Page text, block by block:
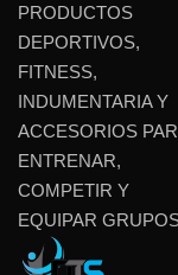
PRODUCTOS
DEPORTIVOS,
FITNESS,
INDUMENTARIA Y
ACCESORIOS
ENTRENAR,
COMPETIR Y
EQUIPAR